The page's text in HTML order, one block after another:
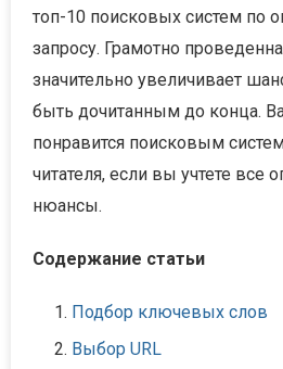
топ-10 поисковых систем по
запросу. Грамотно
значительно увеличивает
быть дочитанным до конца.
понравится поисковым
читателя, если вы учтете все
нюансы.
Содержание статьи
Подбор ключевых слов
Выбор URL